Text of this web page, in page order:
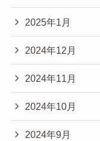
2025年1月
2024年12月
2024年11月
2024年10月
2024年9月